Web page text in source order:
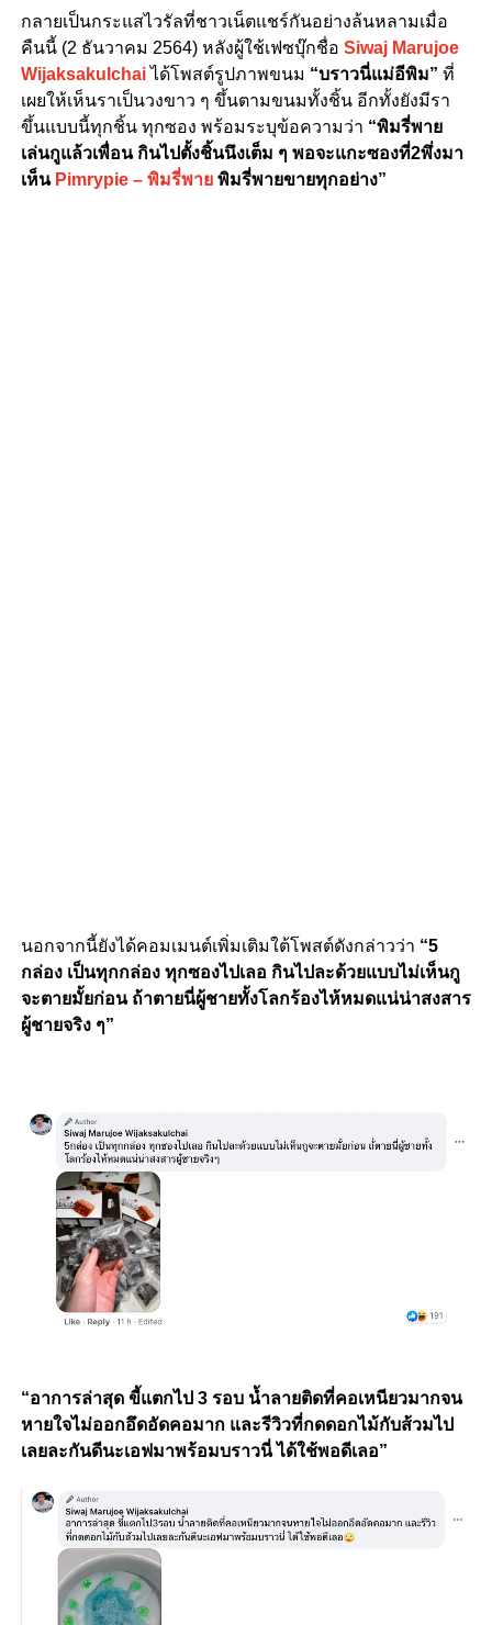
กลายเป็นกระแสไวรัลที่ชาวเน็ตแชร์กันอย่างล้นหลามเมื่อ
คืนนี้ (2 ธันวาคม 2564) หลังผู้ใช้เฟซบุ๊กชื่อ Siwaj Marujoe
Wijaksakulchaiได้โพสต์รูปภาพขนม “บราวนี่แม่อีพิม” ที่
เผยให้เห็นราเป็นวงขาว ๆ ขึ้นตามขนมทั้งชิ้น อีกทั้งยังมีรา
ขึ้นแบบนี้ทุกชิ้น ทุกซอง พร้อมระบุข้อความว่า “พิมรี่พาย
เล่นกูแล้วเพื่อน กินไปตั้งชิ้นนึงเต็ม ๆ พอจะแกะซองที่2พึ่งมา
เห็น Pimrypie – พิมรี่พายพิมรี่พายขายทุกอย่าง”
นอกจากนี้ยังได้คอมเมนต์เพิ่มเติมใต้โพสต์ดังกล่าวว่า “5
กล่อง เป็นทุกกล่อง ทุกซองไปเลอ กินไปละด้วยแบบไม่เห็นกู
จะตายมั้ยก่อน ถ้าตายนี่ผู้ชายทั้งโลกร้องไห้หมดแน่น่าสงสาร
ผู้ชายจริง ๆ”
“อาการล่าสุด ขี้แตกไป 3 รอบ น้ำลายติดที่คอเหนียวมากจน
หายใจไม่ออกอึดอัดคอมาก และรีวิวที่กดดอกไม้กับส้วมไป
เลยละกันดีนะเอฟมาพร้อมบราวนี่ ได้ใช้พอดีเลอ”